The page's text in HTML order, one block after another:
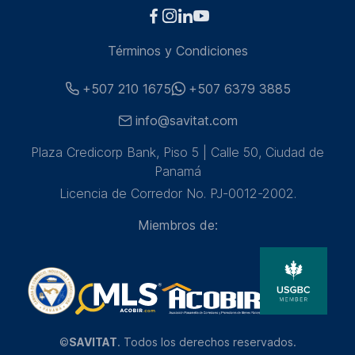
Términos y Condiciones
+507 210 1675
+507 6379 3885
info@savitat.com
Plaza Credicorp Bank, Piso 5 | Calle 50, Ciudad de
Panamá
Licencia de Corredor No. PJ-0012-2002.
Miembros de:
©SAVITAT. Todos los derechos reservados.